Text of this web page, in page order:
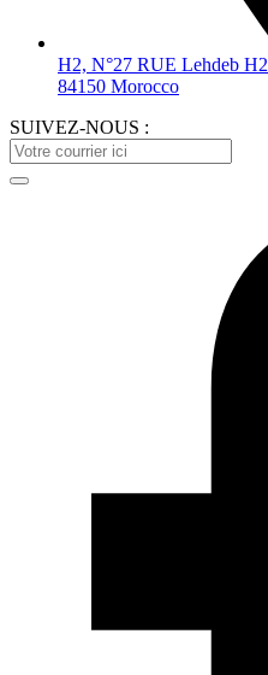
H2, N°27 RUE Lehdeb
84150 Morocco
SUIVEZ-NOUS :